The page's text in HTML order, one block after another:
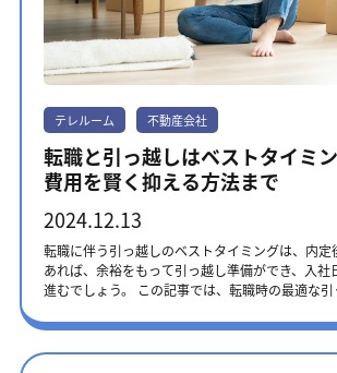
は、日々の生活の質に直接影響するため、内見時
ましょう。繁華街近くの物件は、夜間の騒音や明
合があるものの、飲食店や商業施設が徒歩圏内に
事に便利な環境です。一方で、閑静な住宅街にあ
た雰囲気で静かに過ごしたい方にはおすすめです
う。 また、日常生活に必要な施設へのアクセスも確認したいポイン
トです。スーパーマーケットやコンビニエンスス
セキュリティや防犯に問題がないか オートロックを備えた物件は、
また、2階以上の物件は外から覗かれにくくなる
せます。インターホンにモニターが付いている物
近では、スマートフォンと連携したインターホン
おり、外出先からでも来訪者の確認や応対が可能
ェックしておきましょう。人通りのない暗い道は
敷金や礼金は記載されているものの、仲介手数
せん。 同じ物件でも、依頼する不動産会社によって仲介手数料は
30,000円前後またはゼロに抑えられているため、
動産会社を選ぶメリット 仲介手数料を安い会社を選ぶメリットは、
引っ越しの初期費用を抑えられることです。 仲介手数料を抑えられ
れば、家電のグレードアップやデザイン性の高い
充てられます。他にも何かと費用のかかる新生活
て、出費を抑えるのは合理的でしょう。 仲介手数料が安い不動産会
社を選ぶデメリット どの物件も仲介手数料が安いわけではないた
め、物件の選択肢が狭くなります。 手数料の安さばかりを意識し
ていると、良い物件に巡り合う機会が減ってしま
す。 仲介手数料の条件だけで検索すると、自分好みの物件に巡り合
えない可能性も高まるため、優先順位を考えて選
ます。生活環境が悪くないか、確認したほうがよ
手数料が安い代わりに、部屋の消毒代や鍵交換費
月分まで安くできます。 ＜おすすめポイント＞・関東エリアに対
応・仲介手数料が0円or家賃の0.5か月分・生活ラ
手続きトータルサポート 第3位 ホームメイト ホームメイトは東建
コーポレーションが運営するサイトです。 日本全国の物件を扱って
おり、オンラインでの対応も可能です。 サイトには360度パノラマ
ビューがあり、手軽にお部屋や周辺環境が確認できます
数料無料や割引賃貸物件もあり、初期費用を抑えられ
すすめポイント＞・完全オンライン対応・360度
り・仲介手数料は0円～家賃の1か月分 第4位 エイブル エイブル
は日本全国の物件を扱っており、オンラインでの
子割」「エイブルリピート割」といったさらにお
れます。 ＜おすすめポイント＞・業界大手の不動産会社・取扱い物
件が多い・仲介手数料は家賃の0.5か月分 第5位 オンライン不動
産Kant オンライン不動産Kantは、オンライン対応の不動産会社
で、バーチャル店舗のカウンターでの接客も実施
Zoomでの無料相談（15分 / 45分）とLINE相談
奈川・千葉・埼玉に対応・24時まで対応・豊富な相
荷物も収納できる 2DK・2LDK～：それぞれの時間も大切にしたい方
向け それぞれの時間も大切にしたい方は、2DK・2LDK以上の間取り
がおすすめです。個人の部屋が確保できるだけで
ルの変化にも対応しやすくなります。将来荷物が
に余裕があると安心です。2DK・2LDKは、以下の
きます。 ・子どもが生まれた際の育児スペースや、在宅ワークの増
加に対応できる ・親族や友人が訪れた際の宿泊スペースとしても使
える ・書斎や作業部屋など、仕事や趣味に使える個室を確保できる
間取りを選ぶときは、単に部屋数だけでなく、各
にも注目しましょう。2人で内見に行き、それぞれ
で、2人での生活をより具体的にイメージできます。 2人暮らし
賃を決めるポイント 2人暮らしは間取りだけでなく、家賃も生活設
計の重要な要素です。お互いが無理のない生活を
つのポイントを確認しましょう。 1.収入に対して適正な家賃設定
か？ 2人の手取り収入合計の25～30%を目安に設定しましょう。例
えば、手取り合計40万円の場合、家賃は10～12
計算することが大切です。将来的な支出の増加も
テレルーム 不動産会社
転職と引っ越しはベストタイミ
費用を賢く抑える方法まで
2024.12.13
転職に伴う引っ越しのベストタイミングは、内定
あれば、余裕をもって引っ越し準備ができ、入社
進むでしょう。 この記事では、転職時の最適な引っ越しタイミング
紹介するため、新たな生活をお得にスタートさせ
までお読みください。 転職に伴う引っ越しのベストタイミングは内